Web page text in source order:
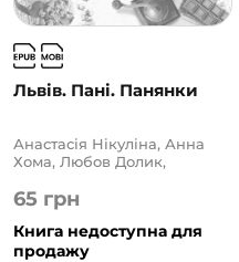
Львів. Пані. Панянки
65 грн
Анастасія Нікуліна, Анна
Хома, Любов Долик,
Лапіна, Ніка Нікалео, Олена
Чернінька, Світлана
Горбань, Тетяна Белімова,
Уляна Дудок
Книга недоступна для
продажу